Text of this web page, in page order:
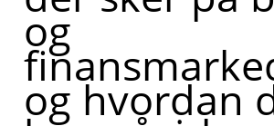
og
og hvordan